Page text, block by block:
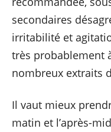
secondaires
irritabilité et
très probablement
nombreux extraits
Il vaut mieux
matin et l’après-